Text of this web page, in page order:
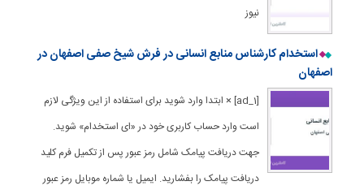
نیوز
استخدام کارشناس منابع انسانی در فرش شیخ صفی اصفهان در
اصفهان
[ad_1] × ابتدا وارد شوید برای استفاده از این ویژگی لازم
است وارد حساب کاربری خود در «ای استخدام» شوید.
جهت دریافت پیامک شامل رمز عبور پس از تکمیل فرم کلید
دریافت پیامک را بفشارید. ایمیل یا شماره موبایل رمز عبور